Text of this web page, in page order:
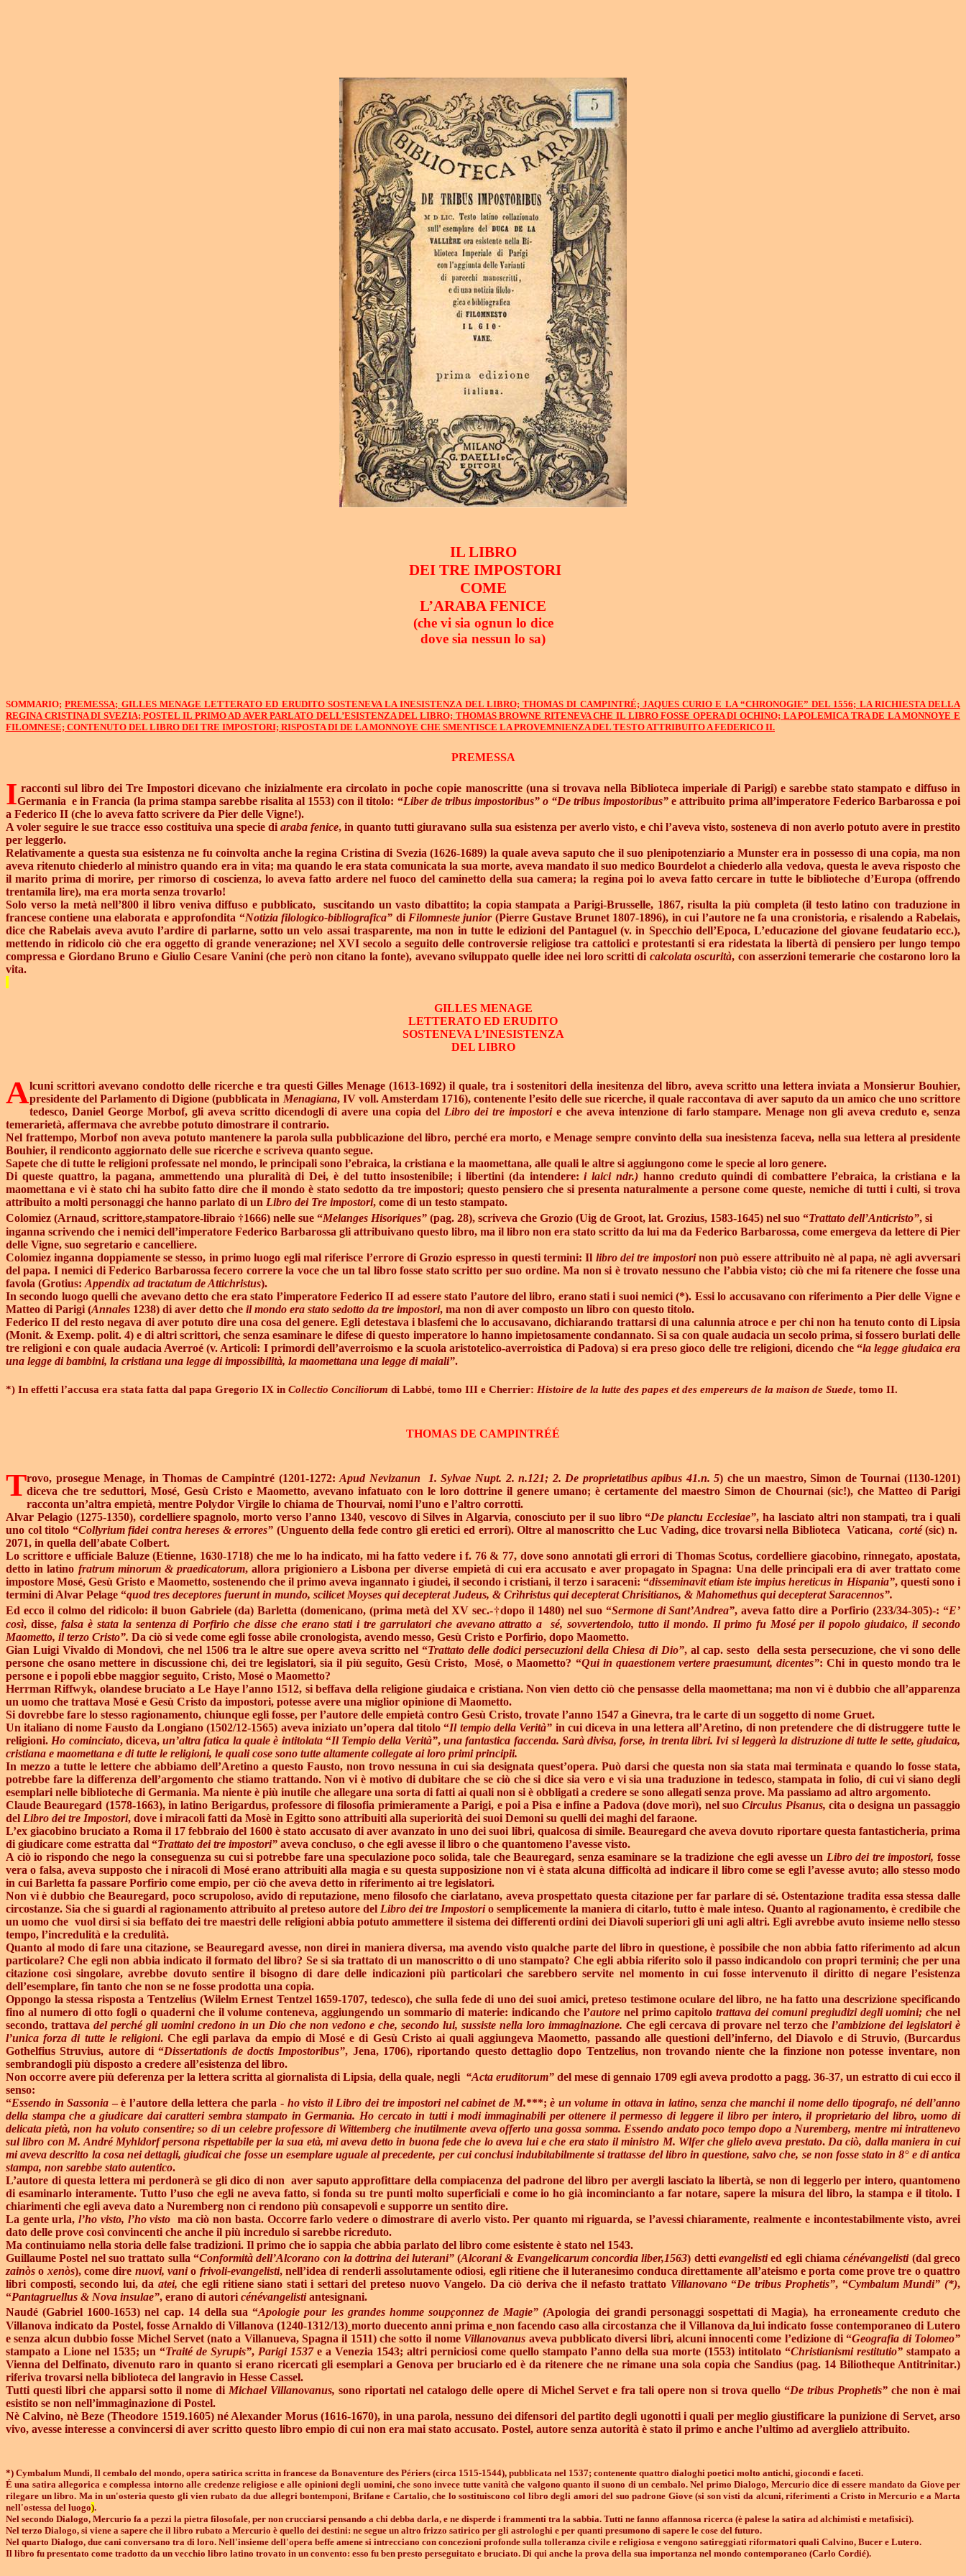
IL LIBRO
DEI TRE IMPOSTORI
COME
L’ARABA FENICE
(che vi sia ognun lo dice
dove sia nessun lo sa)
SOMMARIO;PREMESSA; GILLES MENAGE LETTERATO ED ERUDITO SOSTENEVA LA INESISTENZA DEL LIBRO; THOMAS DI CAMPINTRÉ; JAQUES CURIO E LA “CHRONOGIE” DEL 1556; LA RICHIESTA DELLA
REGINA CRISTINA DI SVEZIA;POSTEL IL PRIMO AD AVER PARLATO DELL’ESISTENZA DEL LIBRO; THOMAS BROWNE RITENEVA CHE IL LIBRO FOSSE OPERA DI OCHINO; LA POLEMICA TRA DE LA MONNOYE E
FILOMNESE; CONTENUTO DEL LIBRO DEI TRE IMPOSTORI; RISPOSTA DI DE LA MONNOYE CHE SMENTISCE LA PROVEMNIENZA DEL TESTO ATTRIBUITO A FEDERICO II.
PREMESSA
I racconti sul libro dei Tre Impostori dicevano che inizialmente era circolato in poche copie manoscritte (una si trovava nella Biblioteca imperiale di Parigi) e sarebbe stato stampato e diffuso in
Germania e in Francia (la prima stampa sarebbe risalita al 1553) con il titolo: “Liber de tribus impostoribus” o “De tribus impostoribus”e attribuito prima all’imperatore Federico Barbarossa e poi
a Federico II (che lo aveva fatto scrivere da Pier delle Vigne!).
A voler seguire le sue tracce esso costituiva una specie di araba fenice, in quanto tutti giuravano sulla sua esistenza per averlo visto, e chi l’aveva visto, sosteneva di non averlo potuto avere in prestito
per leggerlo.
Relativamente a questa sua esistenza ne fu coinvolta anche la regina Cristina di Svezia (1626-1689) la quale aveva saputo che il suo plenipotenziario a Munster era in possesso di una copia, ma non
aveva ritenuto chiederlo al ministro quando era in vita; ma quando le era stata comunicata la sua morte, aveva mandato il suo medico Bourdelot a chiederlo alla vedova, questa le aveva risposto che
il marito prima di morire, per rimorso di coscienza, lo aveva fatto ardere nel fuoco del caminetto della sua camera; la regina poi lo aveva fatto cercare in tutte le biblioteche d’Europa (offrendo
trentamila lire), ma era morta senza trovarlo!
Solo verso la metà nell’800 il libro veniva diffuso e pubblicato,
suscitando un vasto dibattito; la copia stampata a Parigi-Brusselle, 1867, risulta la più completa (il testo latino con traduzione in
francese contiene una elaborata e approfondita “Notizia filologico-bibliografica” di Filomneste junior(Pierre Gustave Brunet 1807-1896), in cui l’autore ne fa una cronistoria, e risalendo a Rabelais,
dice che Rabelais aveva avuto l’ardire di parlarne, sotto un velo assai trasparente, ma non in tutte le edizioni del Pantaguel (v. in Specchio dell’Epoca, L’educazione del giovane feudatario ecc.),
mettendo in ridicolo ciò che era oggetto di grande venerazione; nel XVI secolo a seguito delle controversie religiose tra cattolici e protestanti si era ridestata la libertà di pensiero per lungo tempo
compressa e Giordano Bruno e Giulio Cesare Vanini (che però non citano la fonte), avevano sviluppato quelle idee nei loro scritti di calcolata oscurità, con asserzioni temerarie che costarono loro la
vita.
GILLES MENAGE
LETTERATO ED ERUDITO
SOSTENEVA L’INESISTENZA
DEL LIBRO
Alcuni scrittori avevano condotto delle ricerche e tra questi Gilles Menage (1613-1692) il quale, tra i sostenitori della inesitenza del libro, aveva scritto una lettera inviata a Monsierur Bouhier,
presidente del Parlamento di Digione (pubblicata in Menagiana, IV voll. Amsterdam 1716), contenente l’esito delle sue ricerche, il quale raccontava di aver saputo da un amico che uno scrittore
tedesco, Daniel George Morbof, gli aveva scritto dicendogli di avere una copia del Libro dei tre impostorie che aveva intenzione di farlo stampare. Menage non gli aveva creduto e, senza
temerarietà, affermava che avrebbe potuto dimostrare il contrario.
Nel frattempo, Morbof non aveva potuto mantenere la parola sulla pubblicazione del libro, perché era morto, e Menage sempre convinto della sua inesistenza faceva, nella sua lettera al presidente
Bouhier, il rendiconto aggiornato delle sue ricerche e scriveva quanto segue.
Sapete che di tutte le religioni professate nel mondo, le principali sono l’ebraica, la cristiana e la maomettana, alle quali le altre si aggiungono come le specie al loro genere.
Di queste quattro, la pagana, ammettendo una pluralità di Dei, è del tutto insostenibile; i libertini (da intendere:i laici ndr.) hanno creduto quindi di combattere l’ebraica, la cristiana e la
maomettana e vi è stato chi ha subito fatto dire che il mondo è stato sedotto da tre impostori; questo pensiero che si presenta naturalmente a persone come queste, nemiche di tutti i culti, si trova
attribuito a molti personaggi che hanno parlato di un Libro dei Tre impostori, come di un testo stampato.
Colomiez (Arnaud, scrittore,stampatore-libraio †1666) nelle sue “Melanges Hisoriques” (pag. 28), scriveva che Grozio (Uig de Groot, lat. Grozius, 1583-1645) nel suo “Trattato dell’Anticristo”, si
inganna scrivendo che i nemici dell’imperatore Federico Barbarossa gli attribuivano questo libro, ma il libro non era stato scritto da lui ma da Federico Barbarossa, come emergeva da lettere di Pier
delle Vigne, suo segretario e cancelliere.
Colomiez inganna doppiamente se stesso, in primo luogo egli mal riferisce l’errore di Grozio espresso in questi termini: Il libro dei tre impostorinon può essere attribuito nè al papa, nè agli avversari
del papa. I nemici di Federico Barbarossa fecero correre la voce che un tal libro fosse stato scritto per suo ordine. Ma non si è trovato nessuno che l’abbia visto; ciò che mi fa ritenere che fosse una
favola (Grotius: Appendix ad tractatum de Attichristus).
In secondo luogo quelli che avevano detto che era stato l’imperatore Federico II ad essere stato l’autore del libro, erano stati i suoi nemici (*). Essi lo accusavano con riferimento a Pier delle Vigne e
Matteo di Parigi (Annales 1238) di aver detto che il mondo era stato sedotto da tre impostori, ma non di aver composto un libro con questo titolo.
Federico II del resto negava di aver potuto dire una cosa del genere. Egli detestava i blasfemi che lo accusavano, dichiarando trattarsi di una calunnia atroce e per chi non ha tenuto conto di Lipsia
(Monit. & Exemp. polit. 4) e di altri scrittori, che senza esaminare le difese di questo imperatore lo hanno impietosamente condannato. Si sa con quale audacia un secolo prima, si fossero burlati delle
tre religioni e con quale audacia Averroé (v. Articoli: I primordi dell’averroismo e la scuola aristotelico-averroistica di Padova) si era preso gioco delle tre religioni, dicendo che “la legge giudaica era
una legge di bambini, la cristiana una legge di impossibilità, la maomettana una legge di maiali”.
*) In effetti l’accusa era stata fatta dal papa Gregorio IX in Collectio Conciliorum di Labbé, tomo III e Cherrier: Histoire de la lutte des papes et des empereurs de la maison de Suede, tomo II.
THOMAS DE CAMPINTRÉÉ
Trovo, prosegue Menage, in Thomas de Campintré (1201-1272:Apud Nevizanun 1. Sylvae Nupt. 2. n.121; 2. De proprietatibus apibus 41.n. 5) che un maestro, Simon de Tournai (1130-1201)
diceva che tre seduttori, Mosé, Gesù Cristo e Maometto, avevano infatuato con le loro dottrine il genere umano; è certamente del maestro Simon de Chournai (sic!), che Matteo di Parigi
racconta un’altra empietà, mentre Polydor Virgile lo chiama de Thourvai, nomi l’uno e l’altro corrotti.
Alvar Pelagio (1275-1350), cordelliere spagnolo, morto verso l’anno 1340, vescovo di Silves in Algarvia, conosciuto per il suo libro “De planctu Ecclesiae”, ha lasciato altri non stampati, tra i quali
uno col titolo “Collyrium fidei contra hereses & errores” (Unguento della fede contro gli eretici ed errori). Oltre al manoscritto che Luc Vading, dice trovarsi nella Biblioteca Vaticana, corté(sic) n.
2071, in quella dell’abate Colbert.
Lo scrittore e ufficiale Baluze (Etienne, 1630-1718) che me lo ha indicato, mi ha fatto vedere i f. 76 & 77, dove sono annotati gli errori di Thomas Scotus, cordelliere giacobino, rinnegato, apostata,
detto in latino fratrum minorum & praedicatorum, allora prigioniero a Lisbona per diverse empietà di cui era accusato e aver propagato in Spagna: Una delle principali era di aver trattato come
impostore Mosé, Gesù Gristo e Maometto, sostenendo che il primo aveva ingannato i giudei, il secondo i cristiani, il terzo i saraceni: “disseminavit etiam iste impius hereticus in Hispania”, questi sono i
termini di Alvar Pelage “quod tres deceptores fuerunt in mundo, scilicet Moyses qui decepterat Judeus, & Crìhristus qui decepterat Chrisitianos, & Mahomethus qui decepterat Saracennos”.
Ed ecco il colmo del ridicolo: il buon Gabriele (da) Barletta (domenicano, (prima metà del XV sec.-†dopo il 1480) nel suo “Sermone di Sant’Andrea”, aveva fatto dire a Porfirio (233/34-305)-: “E’
così, disse, falsa è stata la sentenza di Porfirio che disse che erano stati i tre garrulatori che avevano attratto a
sé, sovvertendolo, tutto il mondo. Il primo fu Mosé per il popolo giudaico, il secondo
Maometto, il terzo Cristo”. Da ciò si vede come egli fosse abile cronologista, avendo messo, Gesù Cristo e Porfirio, dopo Maometto.
Gian Luigi Vivaldo di Mondovì, che nel 1506 tra le altre sue opere aveva scritto nel “Trattato delle dodici persecuzioni della Chiesa di Dio”, al cap. sesto
della sesta persecuzione, che vi sono delle
persone che osano mettere in discussione chi, dei tre legislatori, sia il più seguito, Gesù Cristo,
Mosé, o Maometto? “Qui in quaestionem vertere praesumunt, dicentes”: Chi in questo mondo tra le
persone e i popoli ebbe maggior seguito, Cristo, Mosé o Maometto?
Herrman Riffwyk, olandese bruciato a Le Haye l’anno 1512, si beffava della religione giudaica e cristiana. Non vien detto ciò che pensasse della maomettana; ma non vi è dubbio che all’apparenza
un uomo che trattava Mosé e Gesù Cristo da impostori, potesse avere una miglior opinione di Maometto.
Si dovrebbe fare lo stesso ragionamento, chiunque egli fosse, per l’autore delle empietà contro Gesù Cristo, trovate l’anno 1547 a Ginevra, tra le carte di un soggetto di nome Gruet.
Un italiano di nome Fausto da Longiano (1502/12-1565) aveva iniziato un’opera dal titolo “Il tempio della Verità” in cui diceva in una lettera all’Aretino, di non pretendere che di distruggere tutte le
religioni. Ho cominciato, diceva,un’altra fatica la quale è intitolata“Il Tempio della Verità”, una fantastica faccenda. Sarà divisa, forse, in trenta libri. Ivi si leggerà la distruzione di tutte le sette, giudaica,
cristiana e maomettana e di tutte le religioni, le quali cose sono tutte altamente collegate ai loro primi principii.
In mezzo a tutte le lettere che abbiamo dell’Aretino a questo Fausto, non trovo nessuna in cui sia designata quest’opera. Può darsi che questa non sia stata mai terminata e quando lo fosse stata,
potrebbe fare la differenza dell’argomento che stiamo trattando. Non vi è motivo di dubitare che se ciò che si dice sia vero e vi sia una traduzione in tedesco, stampata in folio, di cui vi siano degli
esemplari nelle biblioteche di Germania. Ma niente è più inutile che allegare una sorta di fatti ai quali non si è obbligati a credere se sono allegati senza prove. Ma passiamo ad altro argomento.
Claude Beauregard (1578-1663), in latino Berigardus, professore di filosofia primieramente a Parigi, e poi a Pisa e infine a Padova (dove morì), nel suoCirculus Pisanus, cita o designa un passaggio
del Libro dei tre Impostori, dove i miracoli fatti da Mosè in Egitto sono attribuiti alla superiorità dei suoi Demoni su quelli dei maghi del faraone.
L’ex giacobino bruciato a Roma il 17 febbraio del 1600 è stato accusato di aver avanzato in uno dei suoi libri, qualcosa di simile. Beauregard che aveva dovuto riportare questa fantasticheria, prima
di giudicare come estratta dal “Trattato dei tre impostori” aveva concluso, o che egli avesse il libro o che quantomeno l’avesse visto.
A ciò io rispondo che nego la conseguenza su cui si potrebbe fare una speculazione poco solida, tale che Beauregard, senza esaminare se la tradizione che egli avesse un Libro dei tre impostori, fosse
vera o falsa, aveva supposto che i niracoli di Mosé erano attribuiti alla magia e su questa supposizione non vi è stata alcuna difficoltà ad indicare il libro come se egli l’avesse avuto; allo stesso modo
in cui Barletta fa passare Porfirio come empio, per ciò che aveva detto in riferimento ai tre legislatori.
Non vi è dubbio che Beauregard, poco scrupoloso, avido di reputazione, meno filosofo che ciarlatano, aveva prospettato questa citazione per far parlare di sé. Ostentazione tradita essa stessa dalle
circostanze. Sia che si guardi al ragionamento attribuito al preteso autore del Libro dei tre Impostorio semplicemente la maniera di citarlo, tutto è male inteso. Quanto al ragionamento, è credibile che
un uomo che vuol dìrsi si sia beffato dei tre maestri delle religioni abbia potuto ammettere il sistema dei differenti ordini dei Diavoli superiori gli uni agli altri. Egli avrebbe avuto insieme nello stesso
tempo, l’incredulità e la credulità.
Quanto al modo di fare una citazione, se Beauregard avesse, non direi in maniera diversa, ma avendo visto qualche parte del libro in questione, è possibile che non abbia fatto riferimento ad alcun
particolare? Che egli non abbia indicato il formato del libro? Se si sia trattato di un manoscritto o di uno stampato? Che egli abbia riferito solo il passo indicandolo con propri termini; che per una
citazione così singolare, avrebbe dovuto sentire il bisogno di dare delle indicazioni più particolari che sarebbero servite nel momento in cui fosse intervenuto il diritto di negare l’esistenza
dell’esemplare, fin tanto che non se ne fosse prodotta una copia.
Oppongo la stessa risposta a Tentzelius (Wilelm Ernest Tentzel 1659-1707, tedesco), che sulla fede di uno dei suoi amici, preteso testimone oculare del libro, ne ha fatto una descrizione specificando
fino al numero di otto fogli o quaderni che il volume conteneva, aggiungendo un sommario di materie: indicando che l’autorenel primo capitolotrattava dei comuni pregiudizi degli uomini; che nel
secondo, trattava del perché gli uomini credono in un Dio che non vedono e che, secondo lui, sussiste nella loro immaginazione. Che egli cercava di provare nel terzo che l’ambizione dei legislatori è
l’unica forza di tutte le religioni. Che egli parlava da empio di Mosé e di Gesù Cristo ai quali aggiungeva Maometto, passando alle questioni dell’inferno, del Diavolo e di Struvio, (Burcardus
Gothelfius Struvius, autore di “Dissertationis de doctis Impostoribus”, Jena, 1706), riportando questo dettaglio dopo Tentzelius, non trovando niente che la finzione non potesse inventare, non
sembrandogli più disposto a credere all’esistenza del libro.
Non occorre avere più deferenza per la lettera scritta al giornalista di Lipsia, della quale, negli “Acta eruditorum” del mese di gennaio 1709 egli aveva prodotto a pagg. 36-37, un estratto di cui ecco il
senso:
“Essendo in Sassonia – è l’autore della lettera che parla - ho visto il Libro dei tre impostori nel cabinet de M.***;è un volume in ottava in latino, senza che manchi il nome dello tipografo, né dell’anno
della stampa che a giudicare dai caratteri sembra stampato in Germania. Ho cercato in tutti i modi immaginabili per ottenere il permesso di leggere il libro per intero, il proprietario del libro, uomo di
delicata pietà, non ha voluto consentire; so di un celebre professore di Wittemberg che inutilmente aveva offerto una gossa somma. Essendo andato poco tempo dopo a Nuremberg, mentre mi intrattenevo
sul libro con M. André Myhldorf persona rispettabile per la sua età, mi aveva detto in buona fede che lo aveva lui e che era stato il ministro M. Wlfer che glielo aveva prestato. Da ciò, dalla maniera in cui
mi aveva descritto la cosa nei dettagli, giudicai che fosse un esemplare uguale al precedente, per cui conclusi indubitabilmente si trattasse del libro in questione, salvo che, se non fosse stato in 8° e di antica
stampa, non sarebbe stato autentico.
L’autore di questa lettera mi perdonerà se gli dico di non aver saputo approfittare della compiacenza del padrone del libro per avergli lasciato la libertà, se non di leggerlo per intero, quantomeno
di esaminarlo interamente. Tutto l’uso che egli ne aveva fatto, si fonda su tre punti molto superficiali e come io ho già incomincianto a far notare, sapere la misura del libro, la stampa e il titolo. I
chiarimenti che egli aveva dato a Nuremberg non ci rendono più consapevoli e supporre un sentito dire.
La gente urla,l’ho visto, l’ho visto ma ciò non basta. Occorre farlo vedere o dimostrare di averlo visto. Per quanto mi riguarda, se l’avessi chiaramente, realmente e incontestabilmente visto, avrei
dato delle prove così convincenti che anche il più incredulo si sarebbe ricreduto.
Ma continuiamo nella storia delle false tradizioni. Il primo che io sappia che abbia parlato del libro come esistente è stato nel 1543.
Guillaume Postel nel suo trattato sulla “Conformità dell’Alcorano con la dottrina dei luterani”(Alcorani & Evangelicarum concordia liber,1563) dettievangelistied egli chiamacénévangelisti(dal greco
zainòs o xenòs), come dire nuovi, vanio frivoli-evangelisti, nell’idea di renderli assolutamente odiosi, egli ritiene che il luteranesimo conduca direttamente all’ateismo e porta come prove tre o quattro
libri composti, secondo lui, da atei,che egli ritiene siano stati i settari del preteso nuovo Vangelo. Da ciò deriva che il nefasto trattato Villanovano“De tribus Prophetis”, “Cymbalum Mundi” (*),
“Pantagruellus & Nova insulae”, erano di autori cénévangelistiantesignani.
Naudé (Gabriel 1600-1653) nel cap. 14 della sua “Apologie pour les grandes homme soupçonnez de Magie” (Apologia dei grandi personaggi sospettati di Magia), ha erroneamente creduto che
Villanova indicato da Postel, fosse Arnaldo di Villanova (1240-1312/13) morto duecento anni prima e non facendo caso alla circostanza che il Villanova da lui indicato fosse contemporaneo di Lutero
e senza alcun dubbio fosse Michel Servet (nato a Villanueva, Spagna il 1511) che sotto il nome Villanovanus aveva pubblicato diversi libri, alcuni innocenti come l’edizione di “Geografia di Tolomeo”
stampato a Lione nel 1535; un “Traité de Syrupis”, Parigi 1537e a Venezia 1543; altri perniciosi come quello stampato l’anno della sua morte (1553) intitolato “Christianismi restitutio” stampato a
Vienna del Delfinato, divenuto raro in quanto si erano ricercati gli esemplari a Genova per bruciarlo ed è da ritenere che ne rimane una sola copia che Sandius (pag. 14 Biliotheque Antitrinitar.)
riferiva trovarsi nella biblioteca del langravio in Hesse Cassel.
Tutti questi libri che apparsi sotto il nome di Michael Villanovanus, sono riportati nel catalogo delle opere di Michel Servet e fra tali opere non si trova quello “De tribus Prophetis”che non è mai
esistito se non nell’immaginazione di Postel.
Nè Calvino, nè Beze (Theodore 1519.1605) né Alexander Morus (1616-1670), in una parola, nessuno dei difensori del partito degli ugonotti i quali per meglio giustificare la punizione di Servet, arso
vivo, avesse interesse a convincersi di aver scritto questo libro empio di cui non era mai stato accusato. Postel, autore senza autorità è stato il primo e anche l’ultimo ad averglielo attribuito.
*) Cymbalum Mundi, Il cembalo del mondo, opera satirica scritta in francese da Bonaventure des Périers (circa 1515-1544), pubblicata nel 1537; contenente quattro dialoghi poetici molto antichi, giocondi e faceti.
É una satira allegorica e complessa intorno alle credenze religiose e alle opinioni degli uomini, che sono invece tutte vanità che valgono quanto il suono di un cembalo. Nel primo Dialogo, Mercurio dice di essere mandato da Giove per
rilegare un libro. Ma in un'osteria questo gli vien rubato da due allegri bontemponi, Brifane e Cartalio, che lo sostituiscono col libro degli amori del suo padrone Giove (si son visti da alcuni, riferimenti a Cristo in Mercurio e a Marta
nell'ostessa del luogo).
Nel secondo Dialogo, Mercurio fa a pezzi la pietra filosofale, per non crucciarsi pensando a chi debba darla, e ne disperde i frammenti tra la sabbia. Tutti ne fanno affannosa ricerca (è palese la satira ad alchimisti e metafisici).
Nel terzo Dialogo, si viene a sapere che il libro rubato a Mercurio è quello dei destini: ne segue un altro frizzo satirico per gli astrologhi e per quanti presumono di sapere le cose del futuro.
Nel quarto Dialogo, due cani conversano tra di loro. Nell'insieme dell'opera beffe amene si intrecciano con concezioni profonde sulla tolleranza civile e religiosa e vengono satireggiati riformatori quali Calvino, Bucer e Lutero.
Il libro fu presentato come tradotto da un vecchio libro latino trovato in un convento: esso fu ben presto perseguitato e bruciato. Di qui anche la prova della sua importanza nel mondo contemporaneo (Carlo Cordié).